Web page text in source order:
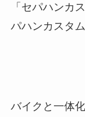
「セパハンカ
パハンカスタ
バイクと一体